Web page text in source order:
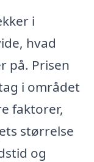
i
hvad
på. Prisen
i området
faktorer,
størrelse
og